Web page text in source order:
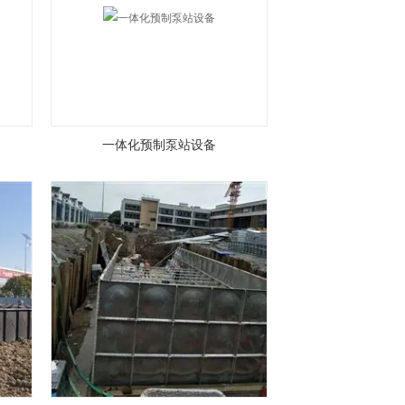
一体化预制泵站设备